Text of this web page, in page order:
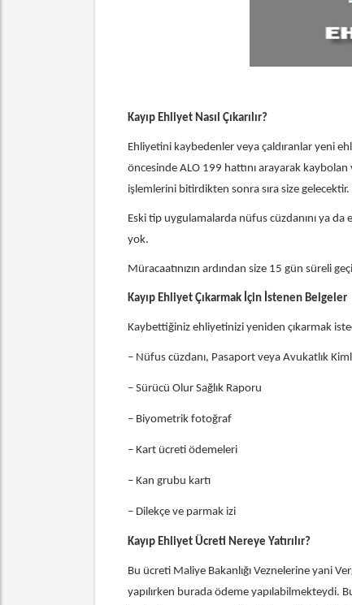
Kayıp Ehliyet Nasıl Çıkarılır?
Ehliyetini kaybedenler veya çaldıranlar yeni
öncesinde ALO 199 hattını arayarak
işlemlerini bitirdikten sonra sıra size
Eski tip uygulamalarda nüfus cüzdanını ya
yok.
Müracaatınızın ardından size 15 gün süreli
Kayıp Ehliyet Çıkarmak İçin İstenen Belgeler
Kaybettiğiniz ehliyetinizi yeniden çıkarmak
– Nüfus cüzdanı, Pasaport veya Avukatlık
– Sürücü Olur Sağlık Raporu
– Biyometrik fotoğraf
– Kart ücreti ödemeleri
– Kan grubu kartı
– Dilekçe ve parmak izi
Kayıp Ehliyet Ücreti Nereye Yatırılır?
Bu ücreti Maliye Bakanlığı Veznelerine yani
yapılırken burada ödeme yapılabilmekteydi.